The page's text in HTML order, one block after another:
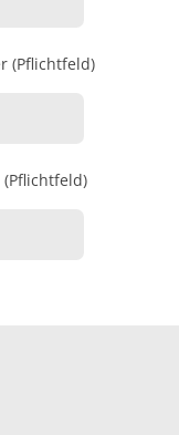
(Pflichtfeld)